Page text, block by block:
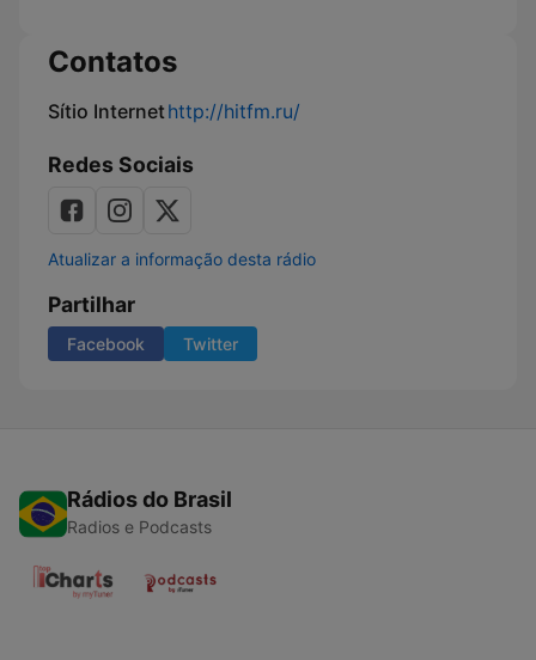
Contatos
Sítio Internethttp://hitfm.ru/
Redes Sociais
Atualizar a informação desta rádio
Partilhar
Facebook Twitter
Rádios do Brasil
Radios e Podcasts